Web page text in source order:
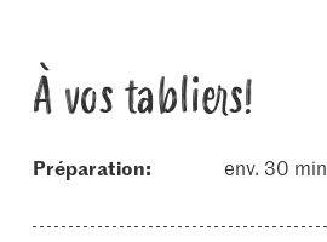
À vos tabliers!
Préparation: env. 30